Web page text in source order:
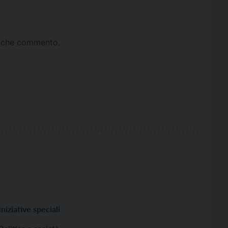
commento.
Iniziative speciali